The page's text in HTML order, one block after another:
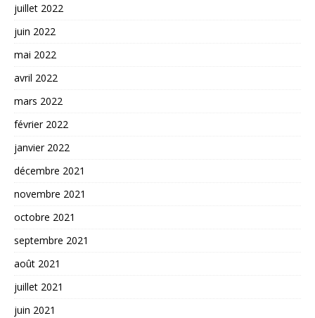
juillet 2022
juin 2022
mai 2022
avril 2022
mars 2022
février 2022
janvier 2022
décembre 2021
novembre 2021
octobre 2021
septembre 2021
août 2021
juillet 2021
juin 2021